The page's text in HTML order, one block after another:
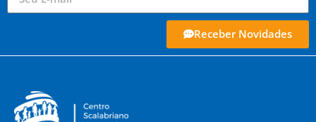
Receber Novidades